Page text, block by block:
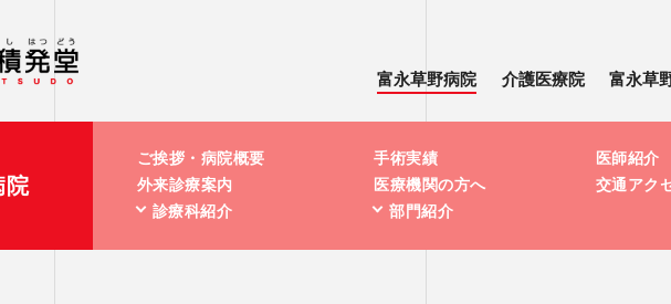
富永草野病院 介護医療院 富永草
院
ご挨拶・病院概要
外来診療案内
診療科紹介
手術実績
医療機関の方へ
部門紹介
医師紹介
交通アク